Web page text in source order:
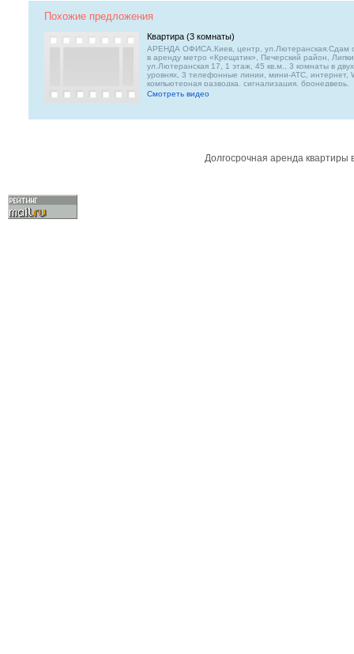
Похожие предложения
Квартира (3 комнаты)
АРЕНДА ОФИСА.Киев, центр, ул.Лютеранская.Сдам
в аренду метро «Крещатик», Печерский район,
ул.Лютеранская 17, 1 этаж, 45 кв.м., 3 комнаты в двух
уровнях, 3 телефонные линии, мини-АТС, интернет,
компьютерная разводка, сигнализация, бронедверь,
решётки, офисный ремонт, любая форма оплаты.
Возможность получения юридического адреса. Вход
минуты ходьбы.
Смотреть видео
Долгосрочная аренда квартиры